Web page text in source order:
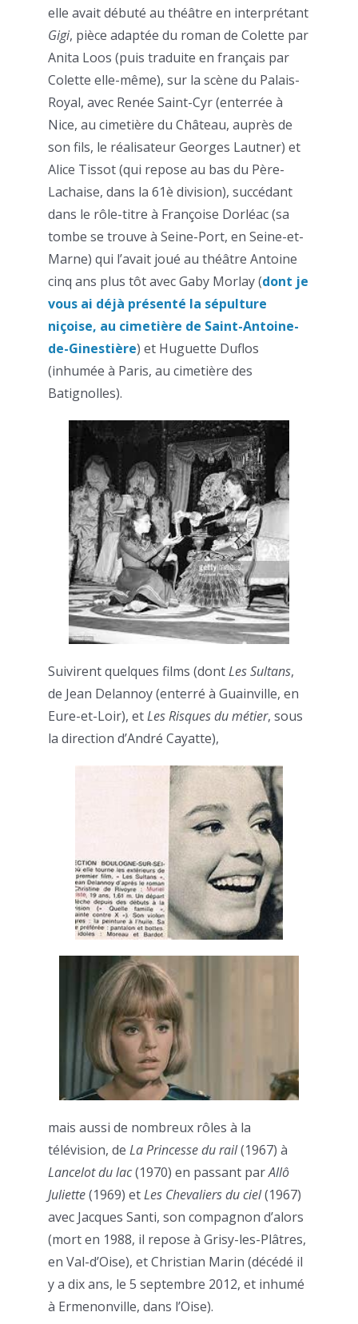
elle avait débuté au théâtre en interprétant
Gigi, pièce adaptée du roman de Colette par
Anita Loos (puis traduite en français par
Colette elle-même), sur la scène du Palais-
Royal, avec Renée Saint-Cyr (enterrée à
Nice, au cimetière du Château, auprès de
son fils, le réalisateur Georges Lautner) et
Alice Tissot (qui repose au bas du Père-
Lachaise, dans la 61è division), succédant
dans le rôle-titre à Françoise Dorléac (sa
tombe se trouve à Seine-Port, en Seine-et-
Marne) qui l’avait joué au théâtre Antoine
cinq ans plus tôt avec Gaby Morlay (dont je
vous ai déjà présenté la sépulture
niçoise, au cimetière de Saint-Antoine-
de-Ginestière) et Huguette Duflos
(inhumée à Paris, au cimetière des
Batignolles).
Suivirent quelques films (dontLes Sultans,
de Jean Delannoy (enterré à Guainville, en
Eure-et-Loir), etLes Risques du métier, sous
la direction d’André Cayatte),
mais aussi de nombreux rôles à la
télévision, de La Princesse du rail(1967) à
Lancelot du lac(1970) en passant parAllô
Juliette(1969) etLes Chevaliers du ciel(1967)
avec Jacques Santi, son compagnon d’alors
(mort en 1988, il repose à Grisy-les-Plâtres,
en Val-d’Oise), et Christian Marin (décédé il
y a dix ans, le 5 septembre 2012, et inhumé
à Ermenonville, dans l’Oise).